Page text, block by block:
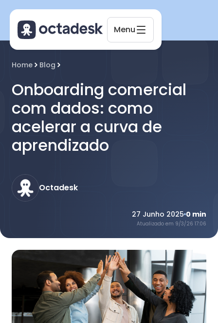
Menu
Home Blog
Onboarding comercial
com dados: como
acelerar a curva de
aprendizado
Octadesk
27 Junho 2025 0 min
Atualizado em 9/3/26 17:06
Online agora